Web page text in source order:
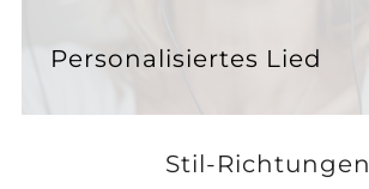
Personalisiertes Lied
Stil-Richtungen